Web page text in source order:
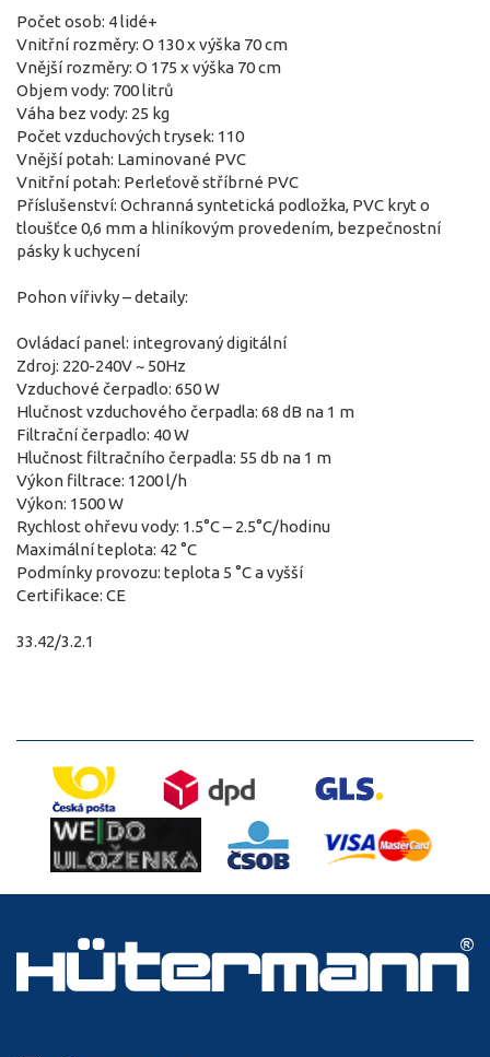
Počet osob: 4 lidé+
Vnitřní rozměry: O 130 x výška 70 cm
Vnější rozměry: O 175 x výška 70 cm
Objem vody: 700 litrů
Váha bez vody: 25 kg
Počet vzduchových trysek: 110
Vnější potah: Laminované PVC
Vnitřní potah: Perleťově stříbrné PVC
Příslušenství: Ochranná syntetická podložka, PVC kryt o
tloušťce 0,6 mm a hliníkovým provedením, bezpečnostní
pásky k uchycení
Pohon vířivky – detaily:
Ovládací panel: integrovaný digitální
Zdroj: 220-240V ~ 50Hz
Vzduchové čerpadlo: 650 W
Hlučnost vzduchového čerpadla: 68 dB na 1 m
Filtrační čerpadlo: 40 W
Hlučnost filtračního čerpadla: 55 db na 1 m
Výkon filtrace: 1200 l/h
Výkon: 1500 W
Rychlost ohřevu vody: 1.5°C – 2.5°C/hodinu
Maximální teplota: 42 °C
Podmínky provozu: teplota 5 °C a vyšší
Certifikace: CE
33.42/3.2.1